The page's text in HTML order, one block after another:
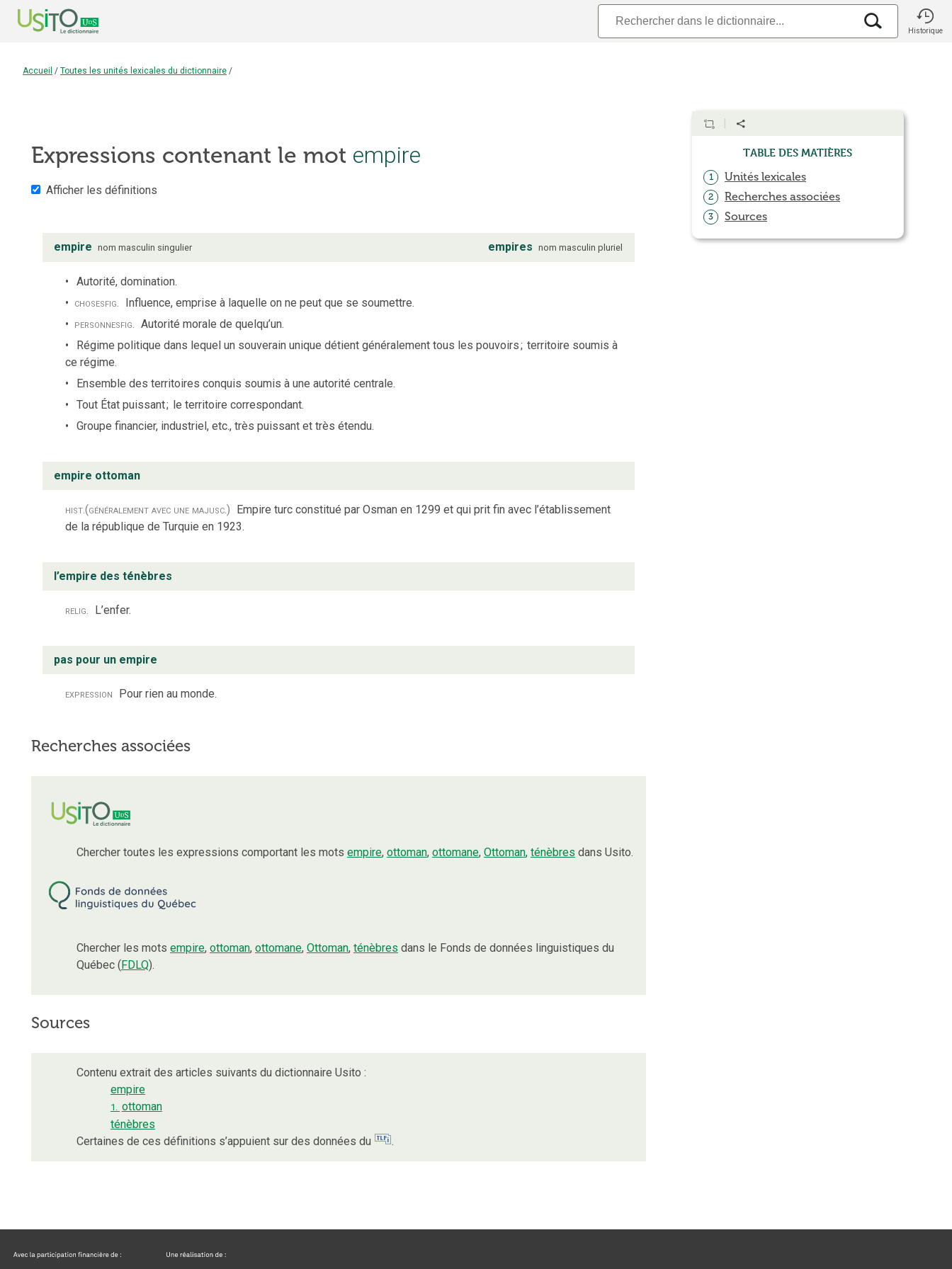
Historique
Accueil / Toutes les unités lexicales du dictionnaire /
Expressions contenant le mot empire
Afficher les définitions
empire nom masculin singulier empires nom masculin pluriel
Autorité, domination.
chosesfig. Influence, emprise à laquelle on ne peut que se soumettre.
personnesfig. Autorité morale de quelqu’un.
Régime politique dans lequel un souverain unique détient généralement tous les pouvoirs; territoire soumis à
ce régime.
Ensemble des territoires conquis soumis à une autorité centrale.
Tout État puissant; le territoire correspondant.
Groupe financier, industriel, etc., très puissant et très étendu.
empire ottoman
hist.(généralement avec une majusc.) Empire turc constitué par Osman en 1299 et qui prit fin avec l’établissement
de la république de Turquie en 1923.
l’empire des ténèbres
relig. L’enfer.
pas pour un empire
expression Pour rien au monde.
Recherches associées
Chercher toutes les expressions comportant les mots empire, ottoman, ottomane, Ottoman, ténèbres dans Usito.
Chercher les mots empire, ottoman, ottomane, Ottoman, ténèbres dans le Fonds de données linguistiques du
Québec (FDLQ).
Sources
Contenu extrait des articles suivants du dictionnaire Usito :
empire
1. ottoman
ténèbres
Certaines de ces définitions s’appuient sur des données du
.
Table des matières
1 Unités lexicales
2 Recherches associées
3 Sources